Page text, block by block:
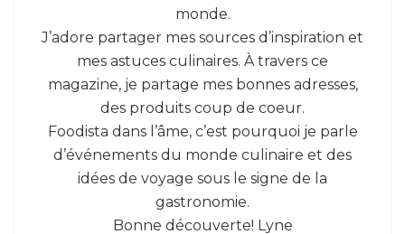
monde.
J’adore partager mes sources d’inspiration et
mes astuces culinaires. À travers ce
magazine, je partage mes bonnes adresses,
des produits coup de coeur.
Foodista dans l’âme, c’est pourquoi je parle
d’événements du monde culinaire et des
idées de voyage sous le signe de la
gastronomie.
Bonne découverte! Lyne